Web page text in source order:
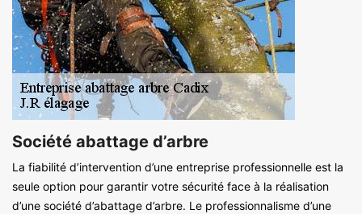
Société abattage d’arbre
La fiabilité d’intervention d’une entreprise professionnelle est la
seule option pour garantir votre sécurité face à la réalisation
d’une société d’abattage d’arbre. Le professionnalisme d’une